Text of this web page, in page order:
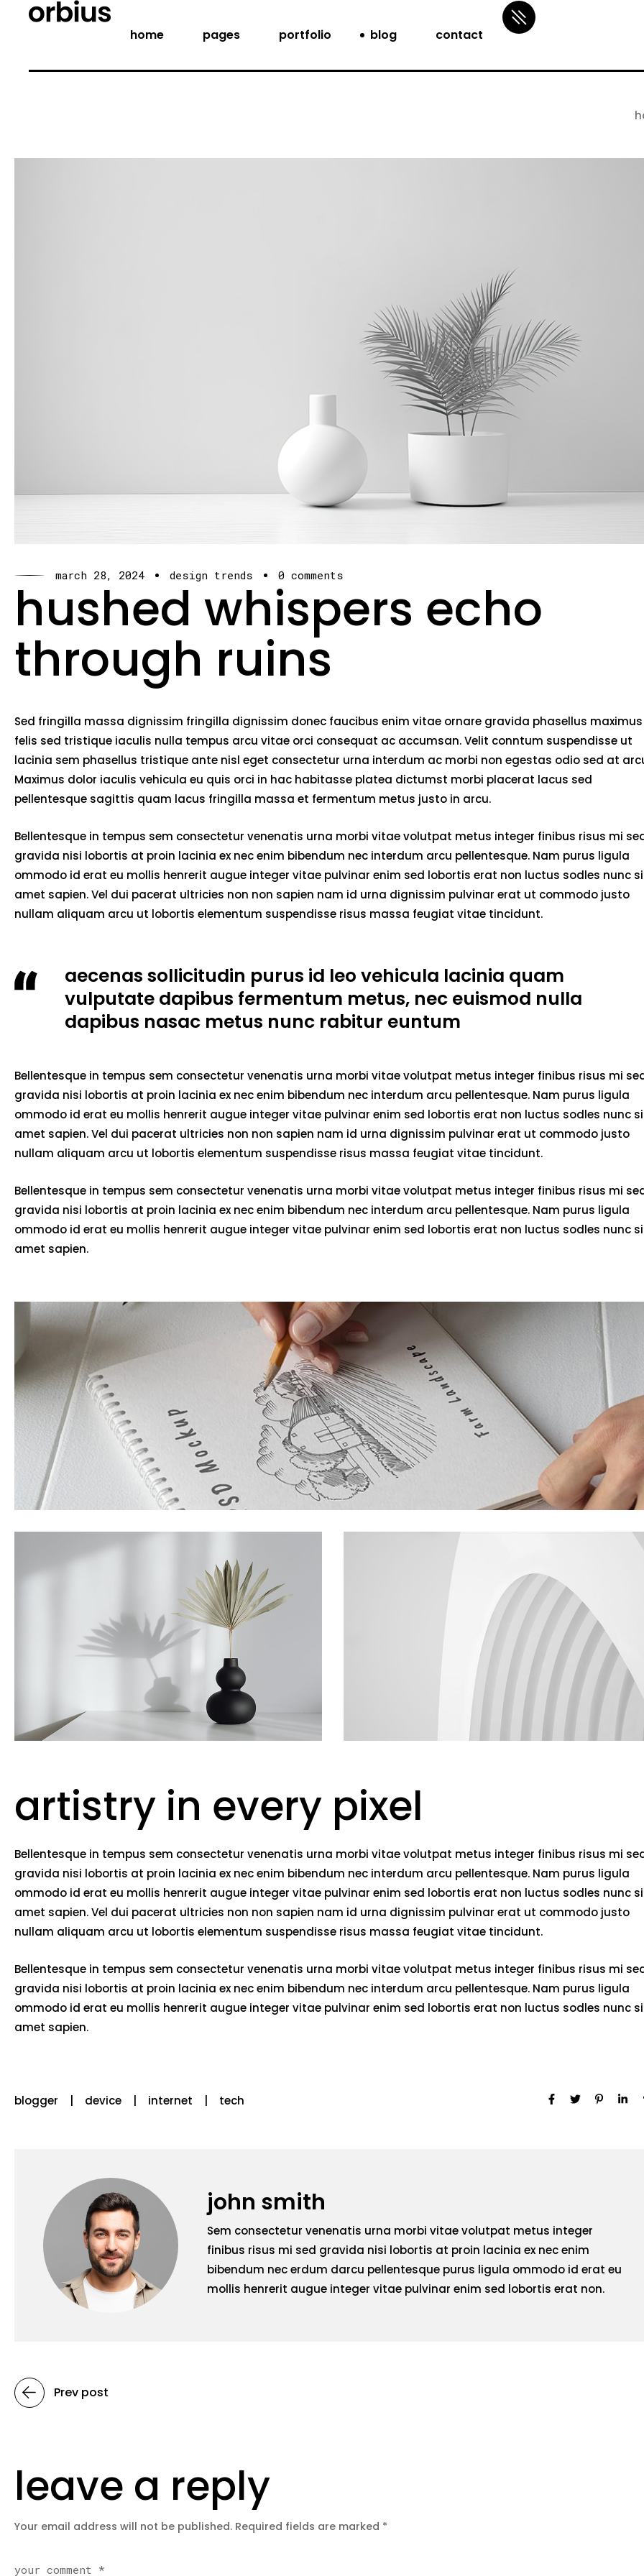
home pages portfolio blog contact
march 28, 2024 design trends 0 comments
hushed whispers echo
through ruins
Sed fringilla massa dignissim fringilla dignissim donec faucibus enim vitae ornare gravida phasellus maximus
felis sed tristique iaculis nulla tempus arcu vitae orci consequat ac accumsan. Velit conntum suspendisse ut
lacinia sem phasellus tristique ante nisl eget consectetur urna interdum ac morbi non egestas odio sed at
Maximus dolor iaculis vehicula eu quis orci in hac habitasse platea dictumst morbi placerat lacus sed
pellentesque sagittis quam lacus fringilla massa et fermentum metus justo in arcu.
Bellentesque in tempus sem consectetur venenatis urna morbi vitae volutpat metus integer finibus risus mi
gravida nisi lobortis at proin lacinia ex nec enim bibendum nec interdum arcu pellentesque. Nam purus ligula
ommodo id erat eu mollis henrerit augue integer vitae pulvinar enim sed lobortis erat non luctus sodles nunc
amet sapien. Vel dui pacerat ultricies non non sapien nam id urna dignissim pulvinar erat ut commodo justo
nullam aliquam arcu ut lobortis elementum suspendisse risus massa feugiat vitae tincidunt.
aecenas sollicitudin purus id leo vehicula lacinia quam
vulputate dapibus fermentum metus, nec euismod nulla
dapibus nasac metus nunc rabitur euntum
Bellentesque in tempus sem consectetur venenatis urna morbi vitae volutpat metus integer finibus risus mi
gravida nisi lobortis at proin lacinia ex nec enim bibendum nec interdum arcu pellentesque. Nam purus ligula
ommodo id erat eu mollis henrerit augue integer vitae pulvinar enim sed lobortis erat non luctus sodles nunc
amet sapien. Vel dui pacerat ultricies non non sapien nam id urna dignissim pulvinar erat ut commodo justo
nullam aliquam arcu ut lobortis elementum suspendisse risus massa feugiat vitae tincidunt.
Bellentesque in tempus sem consectetur venenatis urna morbi vitae volutpat metus integer finibus risus mi
gravida nisi lobortis at proin lacinia ex nec enim bibendum nec interdum arcu pellentesque. Nam purus ligula
ommodo id erat eu mollis henrerit augue integer vitae pulvinar enim sed lobortis erat non luctus sodles nunc
amet sapien.
artistry in every pixel
Bellentesque in tempus sem consectetur venenatis urna morbi vitae volutpat metus integer finibus risus mi
gravida nisi lobortis at proin lacinia ex nec enim bibendum nec interdum arcu pellentesque. Nam purus ligula
ommodo id erat eu mollis henrerit augue integer vitae pulvinar enim sed lobortis erat non luctus sodles nunc
amet sapien. Vel dui pacerat ultricies non non sapien nam id urna dignissim pulvinar erat ut commodo justo
nullam aliquam arcu ut lobortis elementum suspendisse risus massa feugiat vitae tincidunt.
Bellentesque in tempus sem consectetur venenatis urna morbi vitae volutpat metus integer finibus risus mi
gravida nisi lobortis at proin lacinia ex nec enim bibendum nec interdum arcu pellentesque. Nam purus ligula
ommodo id erat eu mollis henrerit augue integer vitae pulvinar enim sed lobortis erat non luctus sodles nunc
amet sapien.
blogger device internet tech
john smith
Sem consectetur venenatis urna morbi vitae volutpat metus integer
finibus risus mi sed gravida nisi lobortis at proin lacinia ex nec enim
bibendum nec erdum darcu pellentesque purus ligula ommodo id erat eu
mollis henrerit augue integer vitae pulvinar enim sed lobortis erat non.
Prev post
leave a reply
Your email address will not be published. Required fields are marked *